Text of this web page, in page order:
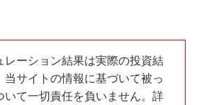
レーション結果は実際の投資結
当サイトの情報に基づいて被っ
いて一切責任を負いません。詳